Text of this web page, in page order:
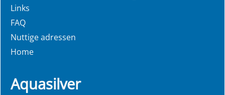
Links
FAQ
Nuttige adressen
Home
Aquasilver